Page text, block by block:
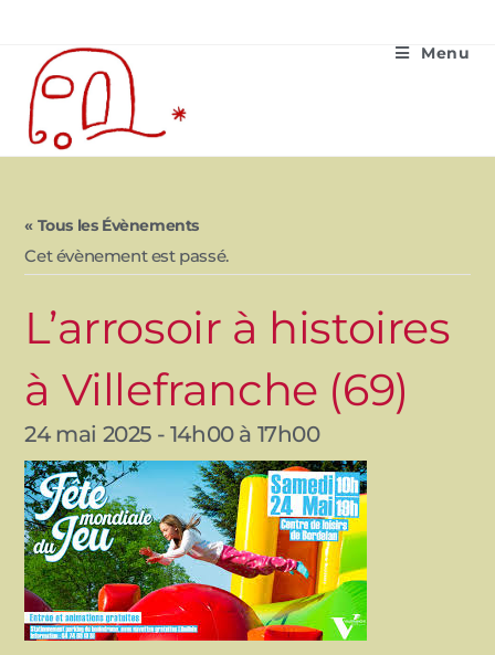
Menu
« Tous les Évènements
Cet évènement est passé.
L’arrosoir à histoires
à Villefranche (69)
24 mai 2025 - 14h00à 17h00